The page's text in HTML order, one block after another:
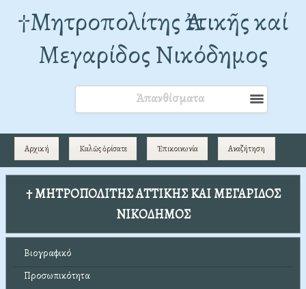
†Mητροπολίτης Ἀττικῆς καί
Μεγαρίδος Νικόδημος
Ἀπανθίσματα
Αρχική Καλῶς ὁρίσατε Ἐπικοινωνία Αναζήτηση
† ΜΗΤΡΟΠΟΛΙΤΗΣ ΑΤΤΙΚΗΣ ΚΑΙ ΜΕΓΑΡΙΔΟΣ
ΝΙΚΟΔΗΜΟΣ
Βιογραφικό
Προσωπικότητα